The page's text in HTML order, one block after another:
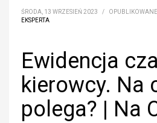
ŚRODA, 13 WRZESIEŃ 2023 /
EKSPERTA
Ewidencja
kierowcy. Na
polega? | Na